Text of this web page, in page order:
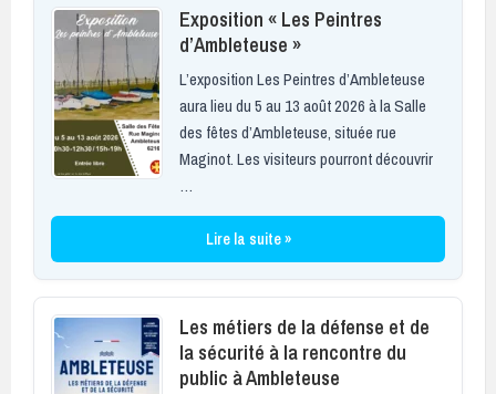
Exposition « Les Peintres
d’Ambleteuse »
L’exposition Les Peintres d’Ambleteuse
aura lieu du 5 au 13 août 2026 à la Salle
des fêtes d’Ambleteuse, située rue
Maginot. Les visiteurs pourront découvrir
…
Lire la suite »
Les métiers de la défense et de
la sécurité à la rencontre du
public à Ambleteuse